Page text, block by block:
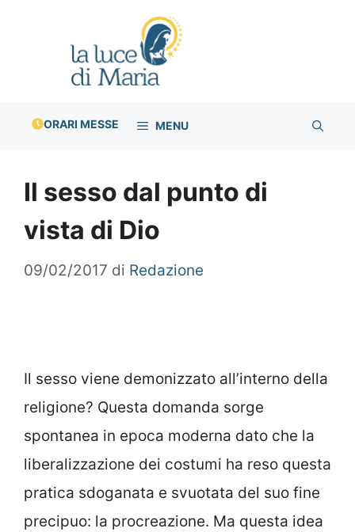
ORARI MESSE MENU
Il sesso dal punto di
vista di Dio
09/02/2017 di Redazione
Il sesso viene demonizzato all’interno della
religione? Questa domanda sorge
spontanea in epoca moderna dato che la
liberalizzazione dei costumi ha reso questa
pratica sdoganata e svuotata del suo fine
precipuo: la procreazione. Ma questa idea